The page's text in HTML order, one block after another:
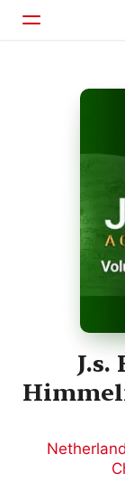
Inicio